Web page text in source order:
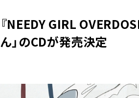
GIRL
」のCDが発売決定